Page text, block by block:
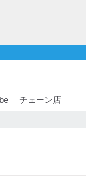
チェーン店